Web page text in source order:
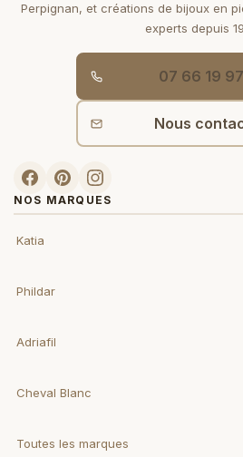
Perpignan, et créations de bijoux en
experts depuis
07 66 19
Nous
NOS MARQUES
Katia
Phildar
Adriafil
Cheval Blanc
Toutes les marques